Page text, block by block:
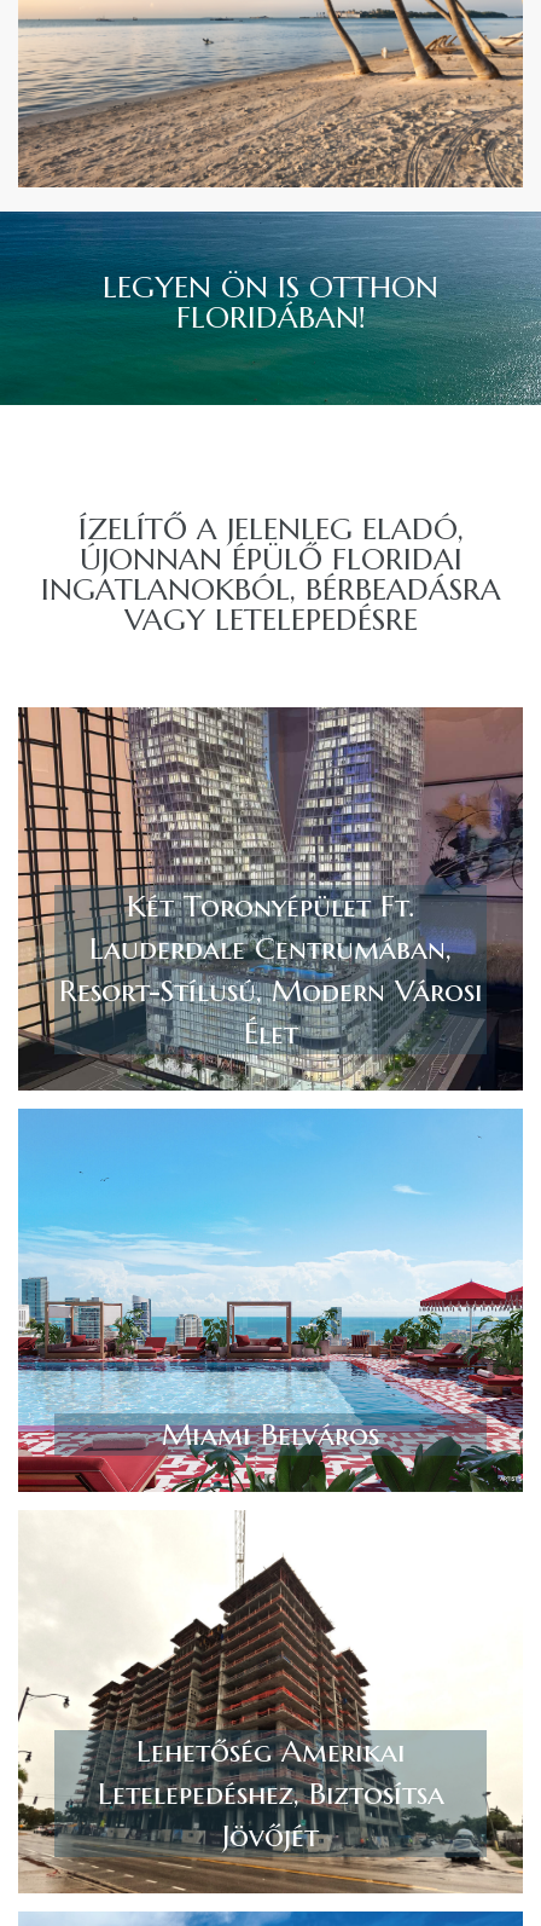
LEGYEN ÖN IS OTTHON
FLORIDÁBAN!
ÍZELÍTŐ A JELENLEG ELADÓ,
ÚJONNAN ÉPÜLŐ FLORIDAI
INGATLANOKBÓL, BÉRBEADÁSRA
VAGY LETELEPEDÉSRE
Két Toronyépület Ft.
Lauderdale Centrumában,
Resort-Stílusú, Modern Városi
Élet
Miami Belváros
Lehetőség Amerikai
Letelepedéshez, Biztosítsa
Jövőjét